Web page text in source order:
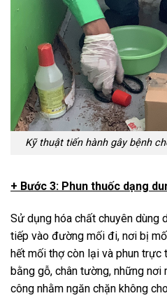
Kỹ thuật tiến hành gây bệnh
+ Bước 3: Phun thuốc dạng
Sử dụng hóa chất chuyên dùng
tiếp vào đường mối đi, nơi bị
hết mối thợ còn lại và phun trực
bằng gỗ, chân tường, những nơi
công nhằm ngăn chặn không